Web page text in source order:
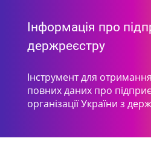
Інформація про
держреєстру
Інструмент для
повних даних про
організації України з